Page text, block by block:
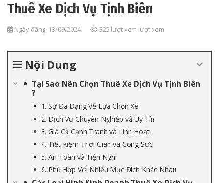
Thuê Xe Dịch Vụ Tịnh Biên
Ngày đăng: 13/09/2024 325 lượt xem lượt xem
Nội Dung
Tại Sao Nên Chọn Thuê Xe Dịch Vụ Tịnh Biên
?
1. Sự Đa Dạng Về Lựa Chọn Xe
2. Dịch Vụ Chuyên Nghiệp và Uy Tín
3. Giá Cả Cạnh Tranh và Linh Hoạt
4. Tiết Kiệm Thời Gian và Công Sức
5. An Toàn và Tiện Nghi
6. Phù Hợp Với Nhiều Mục Đích Khác Nhau